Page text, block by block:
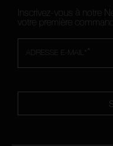
Inscrivez-vous à notre
votre première
*
ADRESSE E-MAIL*